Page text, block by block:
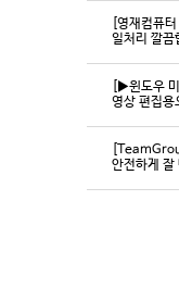
[영재컴퓨
일처리 깔
[▶윈도우
영상 편집용
안전하게 잘